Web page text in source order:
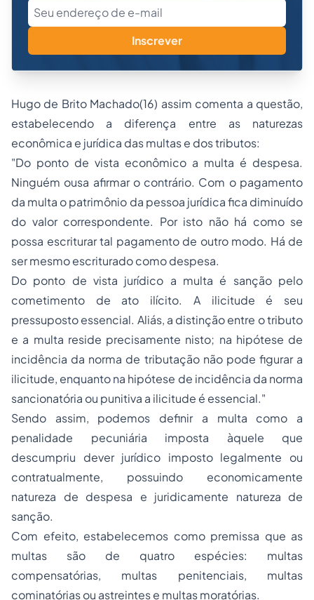
Inscrever
Hugo de Brito Machado(16) assim comenta a questão,
estabelecendo a diferença entre as naturezas
econômica e jurídica das multas e dos tributos:
"Do ponto de vista econômico a multa é despesa.
Ninguém ousa afirmar o contrário. Com o pagamento
da multa o patrimônio da pessoa jurídicafica diminuído
do valor correspondente. Por isto não há como se
possa escriturar tal pagamento de outro modo. Há de
ser mesmo escriturado como despesa.
Do ponto de vista jurídico a multa é sanção pelo
cometimento de ato ilícito. A ilicitude é seu
pressuposto essencial. Aliás, a distinção entre o tributo
e a multa reside precisamente nisto; na hipótese de
incidência da norma de tributação não pode figurar a
ilicitude, enquanto na hipótese de incidência da norma
sancionatória ou punitiva a ilicitude é essencial."
Sendo assim, podemos definir a multa como a
penalidade pecuniária imposta àquele que
descumpriu dever jurídico imposto legalmente ou
contratualmente, possuindo economicamente
natureza de despesa e juridicamente natureza de
sanção.
Com efeito, estabelecemos como premissa que as
multas são de quatro espécies: multas
compensatórias, multas penitenciais, multas
cominatórias ou astreintese multas moratórias.